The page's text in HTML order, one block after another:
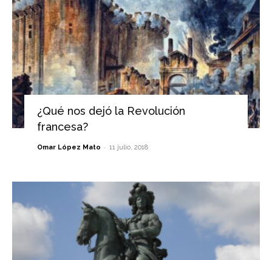
¿Qué nos dejó la Revolución
francesa?
Omar López Mato - 11 julio, 2018